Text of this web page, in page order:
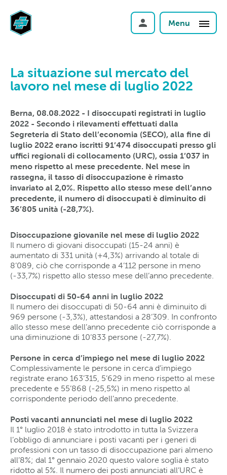
Menu
La situazione sul mercato del
lavoro nel mese di luglio 2022
Berna, 08.08.2022 - I disoccupati registrati in luglio
2022 - Secondo i rilevamenti effettuati dalla
Segreteria di Stato dell’economia (SECO), alla fine di
luglio 2022 erano iscritti 91’474 disoccupati presso gli
uffici regionali di collocamento (URC), ossia 1’037 in
meno rispetto al mese precedente. Nel mese in
rassegna, il tasso di disoccupazione è rimasto
invariato al 2,0%. Rispetto allo stesso mese dell’anno
precedente, il numero di disoccupati è diminuito di
36’805 unità (-28,7%).
Disoccupazione giovanile nel mese di luglio 2022
Il numero di giovani disoccupati (15-24 anni) è
aumentato di 331 unità (+4,3%) arrivando al totale di
8’089, ciò che corrisponde a 4’112 persone in meno
(-33,7%) rispetto allo stesso mese dell’anno precedente.
Disoccupati di 50-64 anni in luglio 2022
Il numero dei disoccupati di 50-64 anni è diminuito di
969 persone (-3,3%), attestandosi a 28’309. In confronto
allo stesso mese dell’anno precedente ciò corrisponde a
una diminuzione di 10’833 persone (-27,7%).
Persone in cerca d’impiego nel mese di luglio 2022
Complessivamente le persone in cerca d’impiego
registrate erano 163’315, 5’629 in meno rispetto al mese
precedente e 55’868 (-25,5%) in meno rispetto al
corrispondente periodo dell’anno precedente.
Posti vacanti annunciati nel mese di luglio 2022
Il 1° luglio 2018 è stato introdotto in tutta la Svizzera
l’obbligo di annunciare i posti vacanti per i generi di
professioni con un tasso di disoccupazione pari almeno
all’8%; dal 1° gennaio 2020 questo valore soglia è stato
ridotto al 5%. Il numero dei posti annunciati all’URC è